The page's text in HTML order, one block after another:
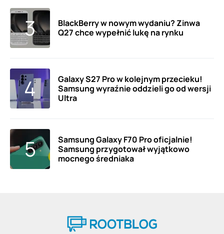
BlackBerry w nowym wydaniu? Zinwa
Q27 chce wypełnić lukę na rynku
Galaxy S27 Pro w kolejnym przecieku!
Samsung wyraźnie oddzieli go od wersji
Ultra
Samsung Galaxy F70 Pro oficjalnie!
Samsung przygotował wyjątkowo
mocnego średniaka